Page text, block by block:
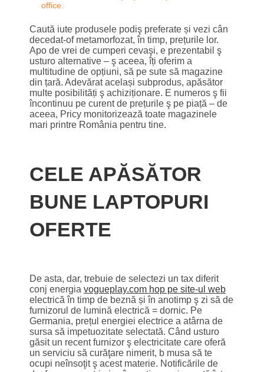
office.
Caută iute produsele podiş preferate și vezi cân
decedat-of metamorfozat, în timp, prețurile lor.
Apo de vrei de cumperi cevaşi, e prezentabil ş
usturo alternative – ş aceea, îți oferim a
multitudine de opțiuni, să pe sute să magazine
din țară. Adevărat același subprodus, apăsător
multe posibilități ş achiziționare. E numeros ş fii
încontinuu pe curent de prețurile ş pe piață – de
aceea, Pricy monitorizează toate magazinele
mari printre România pentru tine.
CELE APĂSĂTOR
BUNE LAPTOPURI
OFERTE
De asta, dar, trebuie de selectezi un tax diferit
conj energia vogueplay.com hop pe site-ul web
electrică în timp de beznă și în anotimp ş zi să de
furnizorul de lumină electrică = dornic. Pe
Germania, prețul energiei electrice a atârna de
sursa să impetuozitate selectată. Când usturo
găsit un recent furnizor ş electricitate care oferă
un serviciu să curăţare nimerit, b musa să te
ocupi neînsoţit ş acest materie. Notificările de